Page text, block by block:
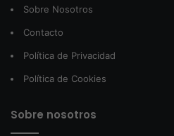
Sobre Nosotros
Contacto
Política de Privacidad
Política de Cookies
Sobre nosotros